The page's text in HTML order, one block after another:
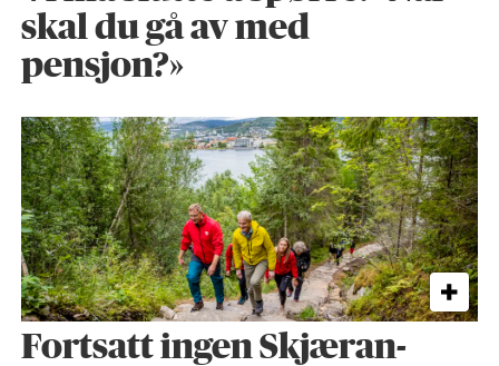
skal du gå av med
pensjon?»
Fortsatt ingen Skjæran-